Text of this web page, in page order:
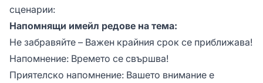
сценарии:
Напомнящи имейл редове на тема:
Не забравяйте – Важен крайния срок се приближава!
Напомнение: Времето се свършва!
Приятелско напомнение: Вашето внимание е